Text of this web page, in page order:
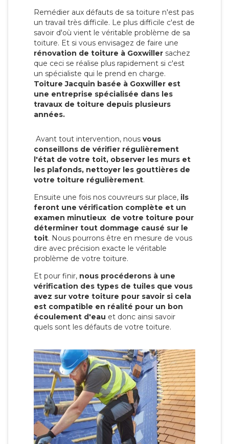
Remédier aux défauts de sa toiture n'est pas
un travail très difficile. Le plus difficile c'est de
savoir d'où vient le véritable problème de sa
toiture. Et si vous envisagez de faire une
rénovation de toiture à Goxwiller sachez
que ceci se réalise plus rapidement si c'est
un spécialiste qui le prend en charge.
Toiture Jacquin basée à Goxwiller est
une entreprise spécialisée dans les
travaux de toiture depuis plusieurs
années.
Avant tout intervention, nous vous
conseillons de vérifier régulièrement
l'état de votre toit, observer les murs et
les plafonds, nettoyer les gouttières de
votre toiture régulièrement.
Ensuite une fois nos couvreurs sur place, ils
feront une vérification complète et un
examen minutieux de votre toiture pour
déterminer tout dommage causé sur le
toit. Nous pourrons être en mesure de vous
dire avec précision exacte le véritable
problème de votre toiture.
Et pour finir, nous procéderons à une
vérification des types de tuiles que vous
avez sur votre toiture pour savoir si cela
est compatible en réalité pour un bon
écoulement d'eau et donc ainsi savoir
quels sont les défauts de votre toiture.